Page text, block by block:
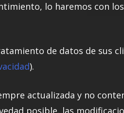
lo haremos con
de datos de sus
).
actualizada y no
posible, las